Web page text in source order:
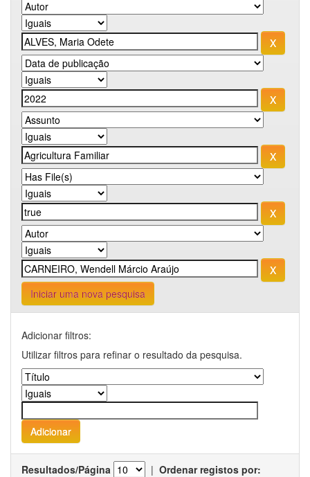
Iniciar uma nova pesquisa
Adicionar filtros:
Utilizar filtros para refinar o resultado da pesquisa.
Resultados/Página | Ordenar registos por: